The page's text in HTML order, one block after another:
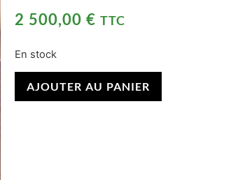
2 500,00 € TTC
En stock
AJOUTER AU PANIER